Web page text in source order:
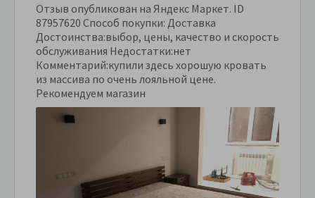
Отзыв опубликован на Яндекс Маркет. ID
87957620 Способ покупки: Доставка
Достоинства:выбор, цены, качество и скорость
обслуживания Недостатки:нет
Комментарий:купили здесь хорошую кровать
из массива по очень лояльной цене.
Рекомендуем магазин